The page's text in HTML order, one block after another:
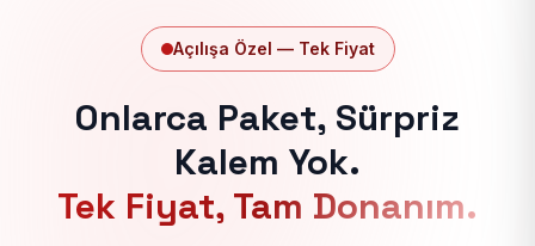
Açılışa Özel — Tek Fiyat
Onlarca Paket, Sürpriz
Kalem Yok.
Tek Fiyat, Tam Donanım.